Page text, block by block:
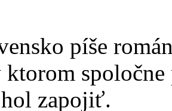
píše
zapojiť.